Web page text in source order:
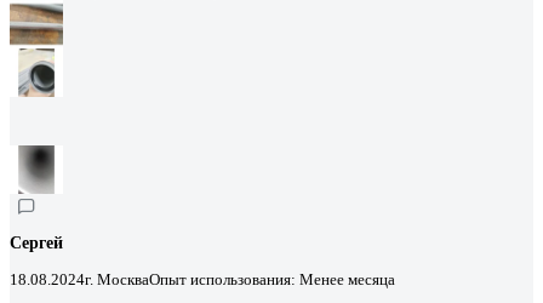
Сергей
18.08.2024г. МоскваОпыт использования: Менее месяца